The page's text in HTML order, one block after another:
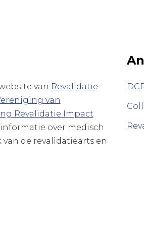
van Revalidatie
van
Revalidatie Impact
informatie over medisch
de revalidatiearts en